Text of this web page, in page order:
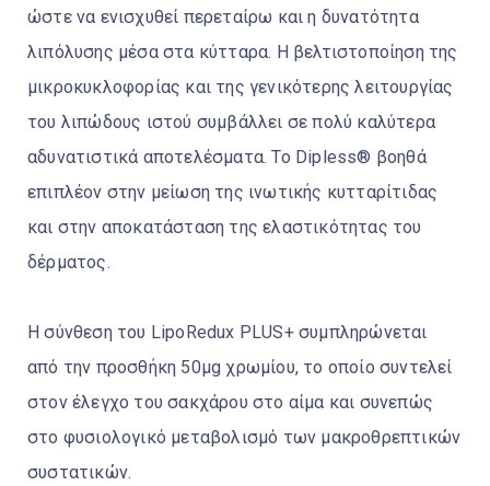
ώστε να ενισχυθεί περεταίρω και η δυνατότητα
λιπόλυσης μέσα στα κύτταρα. Η βελτιστοποίηση της
μικροκυκλοφορίας και της γενικότερης λειτουργίας
του λιπώδους ιστού συμβάλλει σε πολύ καλύτερα
αδυνατιστικά αποτελέσματα. Το Dipless® βοηθά
επιπλέον στην μείωση της ινωτικής κυτταρίτιδας
και στην αποκατάσταση της ελαστικότητας του
δέρματος.
Η σύνθεση του LipoRedux PLUS+ συμπληρώνεται
από την προσθήκη 50μg χρωμίου, το οποίο συντελεί
στον έλεγχο του σακχάρου στο αίμα και συνεπώς
στο φυσιολογικό μεταβολισμό των μακροθρεπτικών
συστατικών.